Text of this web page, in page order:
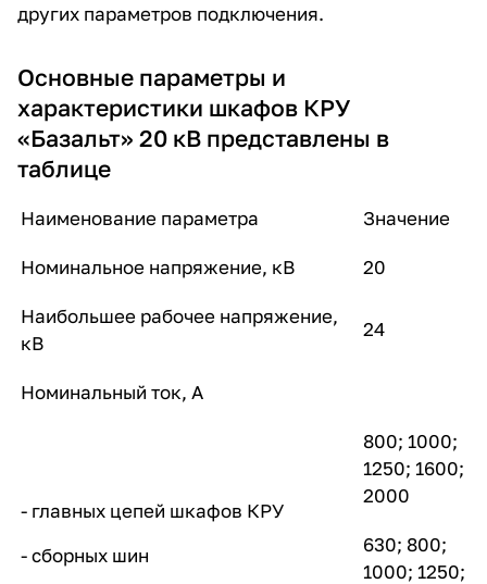
других параметров подключения.
Основные параметры и
характеристики шкафов КРУ
«Базальт» 20 кВ представлены в
таблице
Наименование параметра Значение
Номинальное напряжение, кВ 20
Наибольшее рабочее напряжение,
кВ
24
Номинальный ток, А
- главных цепей шкафов КРУ
- сборных шин
800; 1000;
1250; 1600;
2000
630; 800;
1000; 1250;